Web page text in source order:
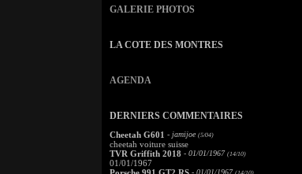
GALERIE PHOTOS
LA COTE DES MONTRES
AGENDA
DERNIERS COMMENTAIRES
Cheetah G601 - jamijoe (5/04)
cheetah voiture suisse
TVR Griffith 2018 - 01/01/1967 (14/10)
01/01/1967
- 01/01/1967